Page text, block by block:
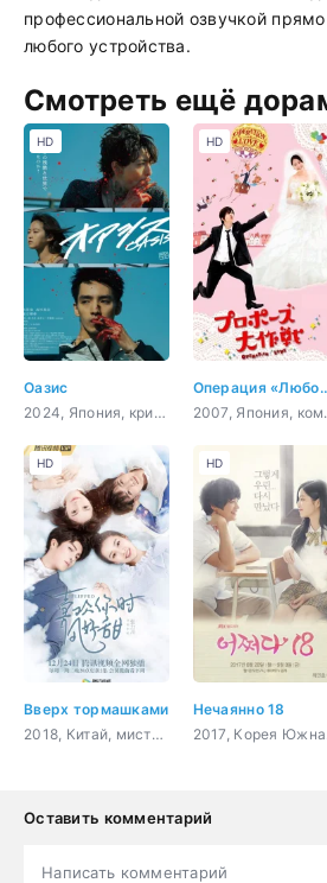
профессиональной озвучкой
любого устройства.
Смотреть ещё
Оазис
2024, Япония, криминал
HD
2007,
HD
Вверх тормашками
2018, Китай, мистика, комедия, романтика, сверхъестественное
HD
Нечаянно 18
HD
Оставить комментарий
Написать комментарий